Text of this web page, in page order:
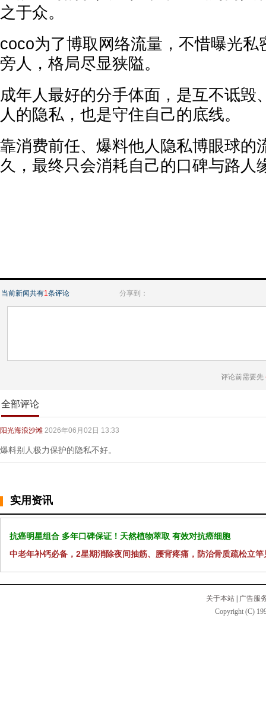
之于众。
coco为了博取网络流量，不惜曝光私
旁人，格局尽显狭隘。
成年人最好的分手体面，是互不诋毁
人的隐私，也是守住自己的底线。
靠消费前任、爆料他人隐私博眼球的
久，最终只会消耗自己的口碑与路人
当前新闻共有1条评论 分享到：
评论前需要先
全部评论
阳光海浪沙滩 2026年06月02日 13:33
爆料别人极力保护的隐私不好。
实用资讯
抗癌明星组合 多年口碑保证！天然植物萃取 有效对抗癌细胞
中老年补钙必备，2星期消除夜间抽筋、腰背疼痛，防治骨质疏松立竿
关于本站
广告服
Copyright (C)